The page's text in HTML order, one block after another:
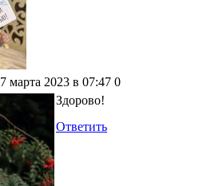
7 марта 2023 в 07:47 0
Здорово!
Ответить